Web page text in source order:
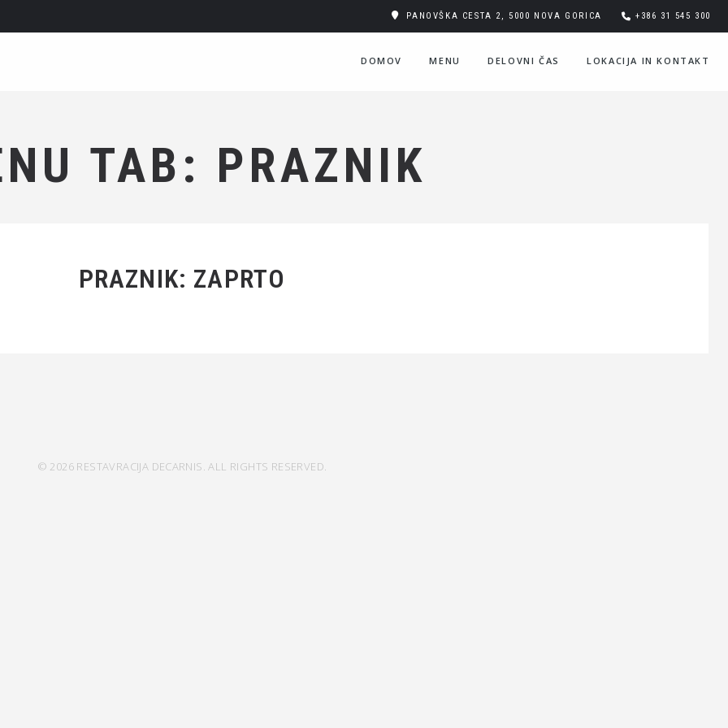
PANOVŠKA CESTA 2, 5000 NOVA GORICA +386 31 545 300
DOMOV MENU DELOVNI ČAS LOKACIJA IN KONTAKT
TAB: PRAZNIK
PRAZNIK: ZAPRTO
© 2026 RESTAVRACIJA DECARNIS. ALL RIGHTS RESERVED.